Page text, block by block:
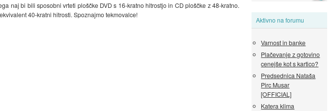
Aktivno na forumu
Varnost in banke
Plačevanje z gotovino
cenejše kot s kartico?
Predsednica Nataša
Pirc Musar
[OFFICIAL]
Katera klima
naj bi bili sposobni vrteti ploščke DVD s 16-kratno hitrostjo in CD ploščke z 48-kratno.
40-kratni hitrosti. Spoznajmo tekmovalce!